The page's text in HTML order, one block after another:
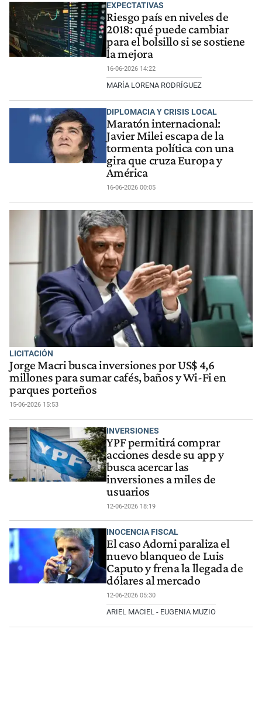
EXPECTATIVAS
Riesgo país en niveles de
2018: qué puede cambiar
para el bolsillo si se sostiene
la mejora
16-06-2026 14:22
MARÍA LORENA RODRÍGUEZ
DIPLOMACIA Y CRISIS LOCAL
Maratón internacional:
Javier Milei escapa de la
tormenta política con una
gira que cruza Europa y
América
16-06-2026 00:05
LICITACIÓN
Jorge Macri busca inversiones por US$ 4,6
millones para sumar cafés, baños y Wi-Fi en
parques porteños
15-06-2026 15:53
INVERSIONES
YPF permitirá comprar
acciones desde su app y
busca acercar las
inversiones a miles de
usuarios
12-06-2026 18:19
INOCENCIA FISCAL
El caso Adorni paraliza el
nuevo blanqueo de Luis
Caputo y frena la llegada de
dólares al mercado
12-06-2026 05:30
ARIEL MACIEL - EUGENIA MUZIO